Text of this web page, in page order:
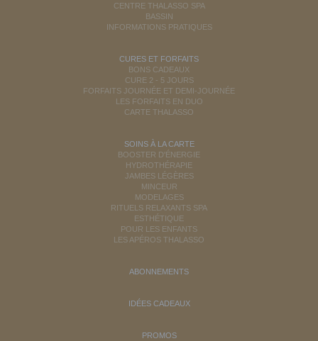
CENTRE THALASSO SPA
BASSIN
INFORMATIONS PRATIQUES
CURES ET FORFAITS
BONS CADEAUX
CURE 2 - 5 JOURS
FORFAITS JOURNÉE ET DEMI-JOURNÉE
LES FORFAITS EN DUO
CARTE THALASSO
SOINS À LA CARTE
BOOSTER D'ÉNERGIE
HYDROTHÉRAPIE
JAMBES LÉGÈRES
MINCEUR
MODELAGES
RITUELS RELAXANTS SPA
ESTHÉTIQUE
POUR LES ENFANTS
LES APÉROS THALASSO
ABONNEMENTS
IDÉES CADEAUX
PROMOS